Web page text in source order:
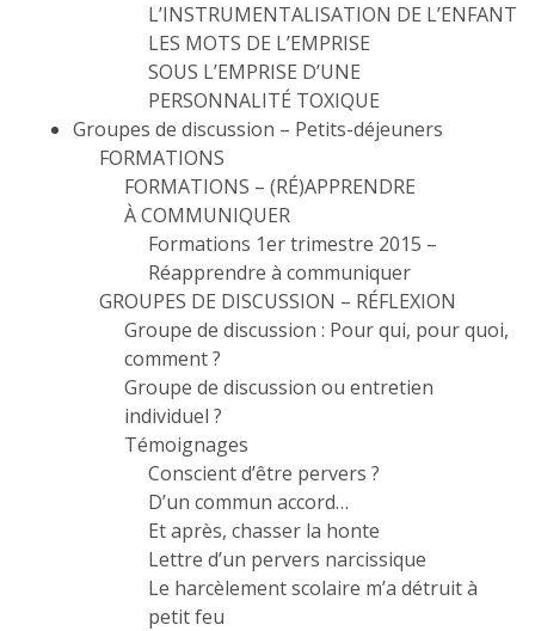
L’INSTRUMENTALISATION DE L’ENFANT
LES MOTS DE L’EMPRISE
SOUS L’EMPRISE D’UNE
PERSONNALITÉ TOXIQUE
Groupes de discussion – Petits-déjeuners
FORMATIONS
FORMATIONS – (RÉ)APPRENDRE
À COMMUNIQUER
Formations 1er trimestre 2015 –
Réapprendre à communiquer
GROUPES DE DISCUSSION – RÉFLEXION
Groupe de discussion : Pour qui, pour quoi,
comment ?
Groupe de discussion ou entretien
individuel ?
Témoignages
Conscient d’être pervers ?
D’un commun accord…
Et après, chasser la honte
Lettre d’un pervers narcissique
Le harcèlement scolaire m’a détruit à
petit feu